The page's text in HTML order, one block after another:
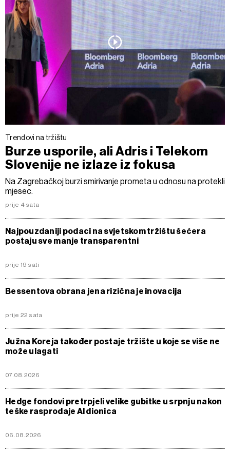
Trendovi na tržištu
Burze usporile, ali Adris i Telekom
Slovenije ne izlaze iz fokusa
Na Zagrebačkoj burzi smirivanje prometa u odnosu na protekli
mjesec.
prije 4 sata
Najpouzdaniji podaci na svjetskom tržištu šećera
postaju sve manje transparentni
prije 19 sati
Bessentova obrana jena rizična je inovacija
prije 22 sata
Južna Koreja također postaje tržište u koje se više ne
može ulagati
07.08.2026
Hedge fondovi pretrpjeli velike gubitke u srpnju nakon
teške rasprodaje AI dionica
06.08.2026